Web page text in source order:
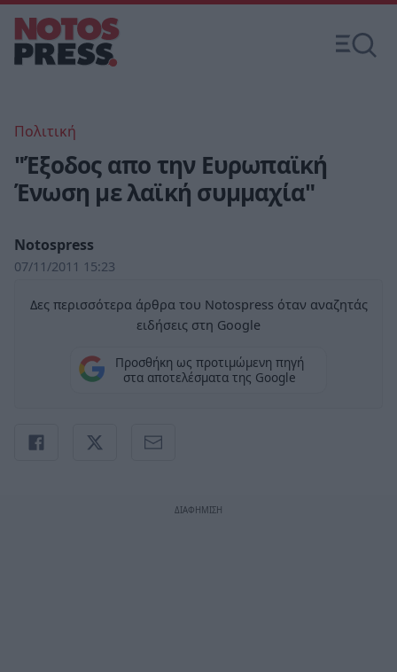
Πολιτική
"Έξοδος απο την Ευρωπαϊκή
Ένωση με λαϊκή συμμαχία"
Notospress
07/11/2011 15:23
Δες περισσότερα άρθρα του Notospress όταν αναζητάς
ειδήσεις στη Google
Προσθήκη ως προτιμώμενη πηγή
στα αποτελέσματα της Google